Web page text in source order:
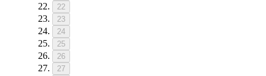
22
23
24
25
26
27